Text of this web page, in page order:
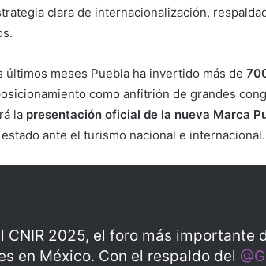
clara de internacionalización,
meses Puebla ha invertido más de
como anfitrión de grandes
la presentación oficial de la nueva Marca
ante el turismo nacional e internacional.
CNIR 2025, el foro más importante
en México. Con el respaldo del